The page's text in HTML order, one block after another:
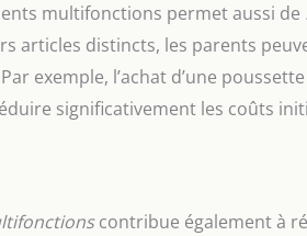
multifonctions permet aussi de
articles distincts, les parents
exemple, l’achat d’une
significativement les coûts
contribue également à